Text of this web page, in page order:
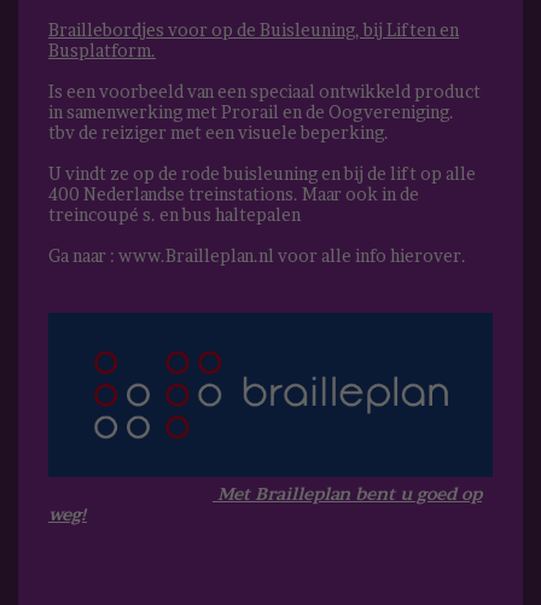
Braillebordjes voor op de Buisleuning, bij Liften en
Busplatform.
Is een voorbeeld van een speciaal ontwikkeld product
in samenwerking met Prorail en de Oogvereniging.
tbv de reiziger met een visuele beperking.
U vindt ze op de rode buisleuning en bij de lift op alle
400 Nederlandse treinstations. Maar ook in de
treincoupé s. en bus haltepalen
Ga naar : www.Brailleplan.nl voor alle info hierover.
Met Brailleplan bent u goed op
weg!